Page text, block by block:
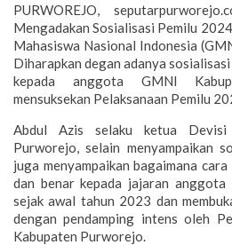
PURWOREJO,
Mengadakan Sosialisasi Pemilu
Mahasiswa Nasional Indonesia
Diharapkan degan adanya
kepada anggota GMNI
mensuksekan Pelaksanaan Pemilu
Abdul Azis selaku ketua Devisi
Purworejo, selain menyampaikan
juga menyampaikan bagaimana
dan benar kepada jajaran
sejak awal tahun 2023 dan
dengan pendamping intens oleh
Kabupaten Purworejo.